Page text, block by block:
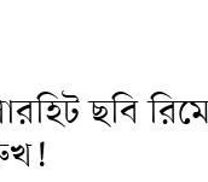
ছবি